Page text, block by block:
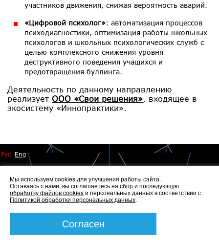
участников движения, снижая вероятность аварий.
«Цифровой психолог»: автоматизация процессов
психодиагностики, оптимизация работы школьных
психологов и школьных психологических служб с
целью комплексного снижения уровня
деструктивного поведения учащихся и
предотвращения буллинга.
Деятельность по данному направлению
реализует ООО «Свои решения», входящее в
экосистему «Иннопрактики».
Рус Eng
© 2014 - 2026 Иннопрактика
Политика по обработке и защите персональных данных
Политика по работе с файлами Cookies
Создание сайта —
Мы используем cookies для улучшения работы сайта.
Оставаясь с нами, вы соглашаетесь на сбор и последующую
обработку файлов cookiesи персональных данных в соответствии с
Политикой обработки персональных данных.
Согласен